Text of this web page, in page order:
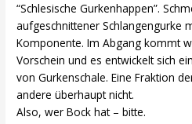
“Schlesische Gurkenhappen”.
aufgeschnittener Schlangengurke
Komponente. Im Abgang kommt
Vorschein und es entwickelt sich
von Gurkenschale. Eine Fraktion
andere überhaupt nicht.
Also, wer Bock hat – bitte.